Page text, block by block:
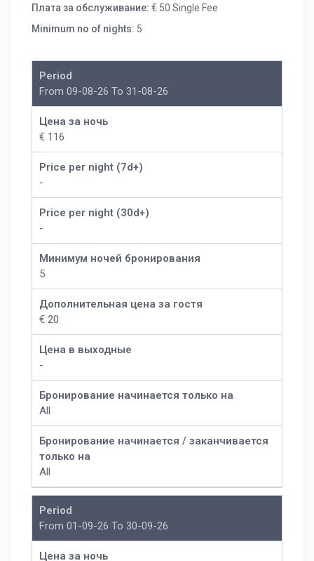
Плата за обслуживание: € 50 Single Fee
Minimum no of nights: 5
Period
From 09-08-26 To 31-08-26
Цена за ночь
€ 116
Price per night (7d+)
-
Price per night (30d+)
-
Минимум ночей бронирования
5
Дополнительная цена за гостя
€ 20
Цена в выходные
-
Бронирование начинается только на
All
Бронирование начинается / заканчивается
только на
All
Period
From 01-09-26 To 30-09-26
Цена за ночь